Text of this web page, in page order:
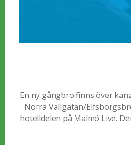
En ny gångbro finns över
Norra Vallgatan/
hotelldelen på Malmö Live.